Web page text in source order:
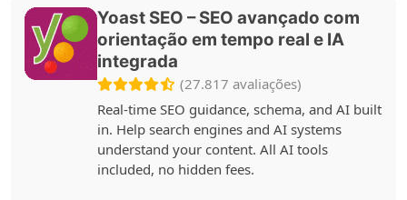
Yoast SEO – SEO avançado com
orientação em tempo real e IA
integrada
(27.817 avaliações)
Real-time SEO guidance, schema, and AI built
in. Help search engines and AI systems
understand your content. All AI tools
included, no hidden fees.